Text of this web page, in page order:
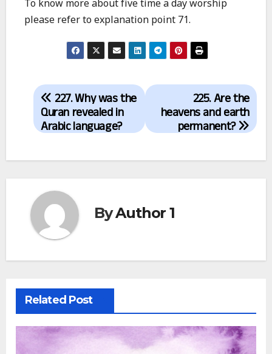
To know more about five time a day worship
please refer to explanation point 71.
Post
navigation
225. Are the
heavens and earth
permanent?
227. Why was the
Quran revealed in
Arabic language?
ByAuthor 1
Related Post